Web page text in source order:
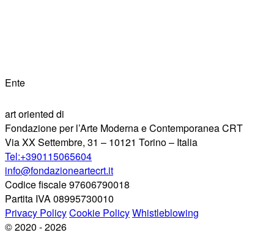
Ente
art oriented di
Fondazione per l’Arte Moderna e Contemporanea CRT
Via XX Settembre, 31 – 10121 Torino – Italia
Tel:+390115065604
info@fondazioneartecrt.it
Codice fiscale 97606790018
Partita IVA 08995730010
Privacy PolicyCookie PolicyWhistleblowing
© 2020 - 2026